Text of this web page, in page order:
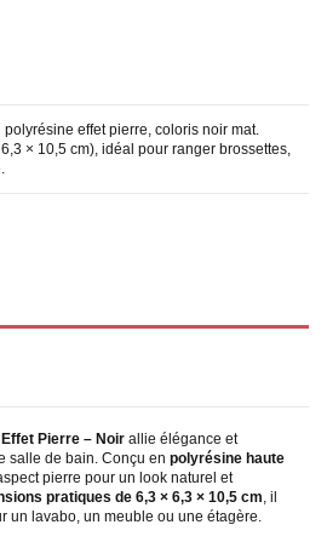
effet pierre, coloris noir mat.
× 10,5 cm), idéal pour ranger brossettes,
Pierre – Noir allie élégance et
salle de bain. Conçu en polyrésine haute
pierre pour un look naturel et
pratiques de 6,3 × 6,3 × 10,5 cm, il
un lavabo, un meuble ou une étagère.